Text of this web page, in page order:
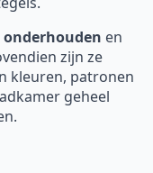
en
zijn ze
kleuren, patronen
geheel